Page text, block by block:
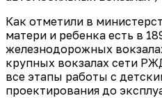
Как отметили в
матери и ребенка есть в
железнодорожных
крупных вокзалах сети
все этапы работы с
проектирования до